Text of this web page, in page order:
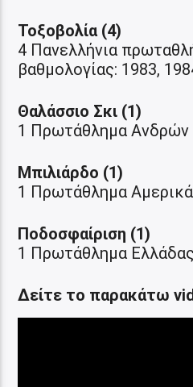
Τοξοβολία (4)
4 Πανελλήνια
βαθμολογίας: 1983,
Θαλάσσιο Σκι (1)
1 Πρωτάθλημα Ανδρών
Μπιλιάρδο (1)
1 Πρωτάθλημα
Ποδοσφαίριση (1)
1 Πρωτάθλημα
Δείτε το παρακάτω